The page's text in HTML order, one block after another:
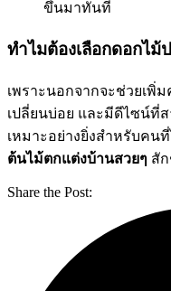
ขึ้นมาทันที
ทำไมต้องเลือกดอกไม้
เพราะนอกจากจะช่วยเพิ่
เปลี่ยนบ่อย และมีดีไซน์ที่
เหมาะอย่างยิ่งสำหรับคน
ต้นไม้ตกแต่งบ้านสวยๆ สั
Share the Post: